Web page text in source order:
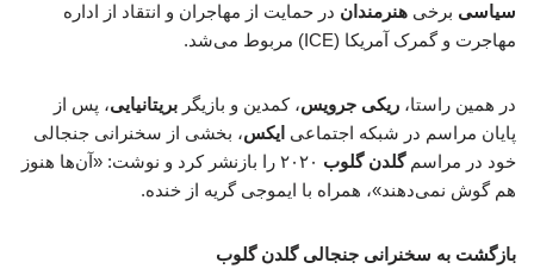
سیاسی برخی هنرمندان در حمایت از مهاجران و انتقاد از اداره
مهاجرت و گمرک آمریکا (ICE) مربوط می‌شد.
در همین راستا، ریکی جرویس، کمدین و بازیگر بریتانیایی، پس از
پایان مراسم در شبکه اجتماعی ایکس، بخشی از سخنرانی جنجالی
خود در مراسمگلدن گلوب
۲۰۲۰ را بازنشر کرد و نوشت: «آن‌ها هنوز
هم گوش نمی‌دهند»، همراه با ایموجی گریه از خنده.
بازگشت به سخنرانی جنجالی گلدن گلوب